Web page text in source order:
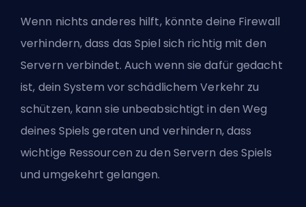
Wenn nichts anderes hilft, könnte deine Firewall
verhindern, dass das Spiel sich richtig mit den
Servern verbindet. Auch wenn sie dafür gedacht
ist, dein System vor schädlichem Verkehr zu
schützen, kann sie unbeabsichtigt in den Weg
deines Spiels geraten und verhindern, dass
wichtige Ressourcen zu den Servern des Spiels
und umgekehrt gelangen.